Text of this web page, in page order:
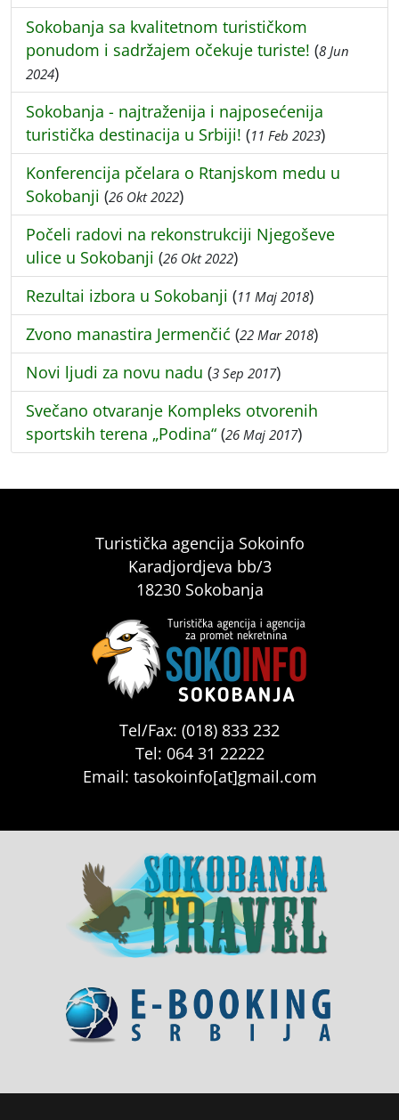
Sokobanja sa kvalitetnom turističkom
ponudom i sadržajem očekuje turiste! (8 Jun
2024)
Sokobanja - najtraženija i najposećenija
turistička destinacija u Srbiji! (11 Feb 2023)
Konferencija pčelara o Rtanjskom medu u
Sokobanji (26 Okt 2022)
Počeli radovi na rekonstrukciji Njegoševe
ulice u Sokobanji (26 Okt 2022)
Rezultai izbora u Sokobanji (11 Maj 2018)
Zvono manastira Jermenčić (22 Mar 2018)
Novi ljudi za novu nadu (3 Sep 2017)
Svečano otvaranje Kompleks otvorenih
sportskih terena „Podina“ (26 Maj 2017)
Turistička agencija Sokoinfo
Karadjordjeva bb/3
18230 Sokobanja
Tel/Fax: (018) 833 232
Tel: 064 31 22222
Email: tasokoinfo[at]gmail.com